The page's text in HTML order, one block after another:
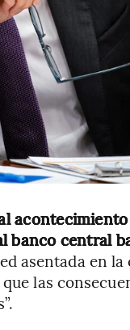
banco central
asentada en
las